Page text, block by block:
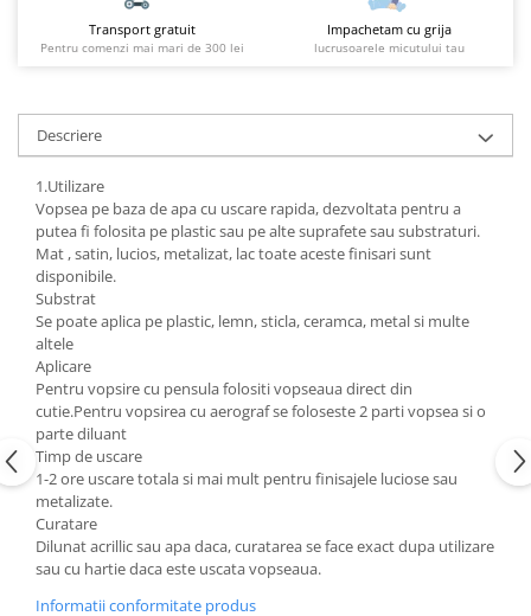
Transport gratuit
Pentru comenzi mai mari de 300 lei
Impachetam cu grija
lucrusoarele micutului tau
Descriere
1.Utilizare
Vopsea pe baza de apa cu uscare rapida, dezvoltata pentru a
putea fi folosita pe plastic sau pe alte suprafete sau substraturi.
Mat , satin, lucios, metalizat, lac toate aceste finisari sunt
disponibile.
Substrat
Se poate aplica pe plastic, lemn, sticla, ceramca, metal si multe
altele
Aplicare
Pentru vopsire cu pensula folositi vopseaua direct din
cutie.Pentru vopsirea cu aerograf se foloseste 2 parti vopsea si o
parte diluant
Timp de uscare
1-2 ore uscare totala si mai mult pentru finisajele luciose sau
metalizate.
Curatare
Dilunat acrillic sau apa daca, curatarea se face exact dupa utilizare
sau cu hartie daca este uscata vopseaua.
Informatii conformitate produs